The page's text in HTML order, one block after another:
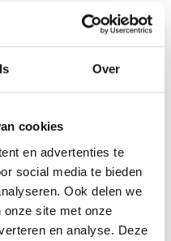
Over
cookies
en advertenties te
social media te bieden
Ook delen we
onze site met onze
en analyse. Deze